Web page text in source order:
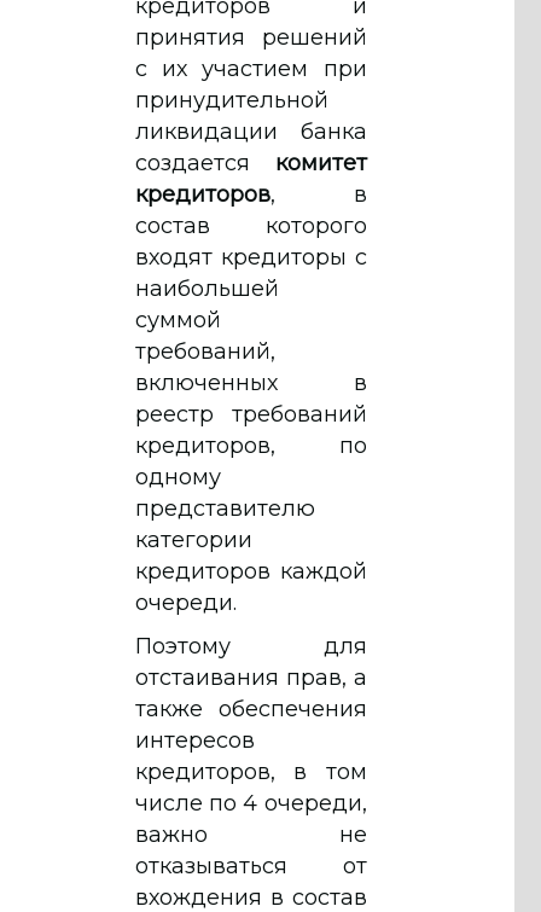
кредиторов и
принятия решений
с их участием при
принудительной
ликвидации банка
создается комитет
кредиторов, в
состав которого
входят кредиторы с
наибольшей
суммой
требований,
включенных в
реестр требований
кредиторов, по
одному
представителю
категории
кредиторов каждой
очереди.
Поэтому для
отстаивания прав, а
также обеспечения
интересов
кредиторов, в том
числе по 4 очереди,
важно не
отказываться от
вхождения в состав